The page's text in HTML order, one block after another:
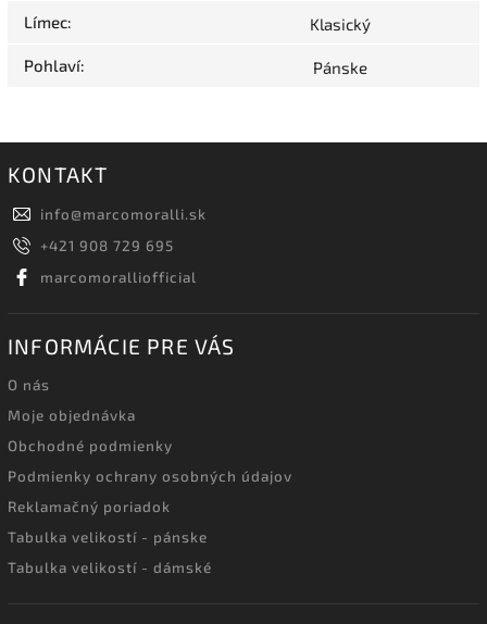
Límec: Klasický
Pohlaví: Pánske
KONTAKT
info@marcomoralli.sk
+421 908 729 695
marcomoralliofficial
INFORMÁCIE PRE VÁS
O nás
Moje objednávka
Obchodné podmienky
Podmienky ochrany osobných údajov
Reklamačný poriadok
Tabulka velikostí - pánske
Tabulka velikostí - dámské